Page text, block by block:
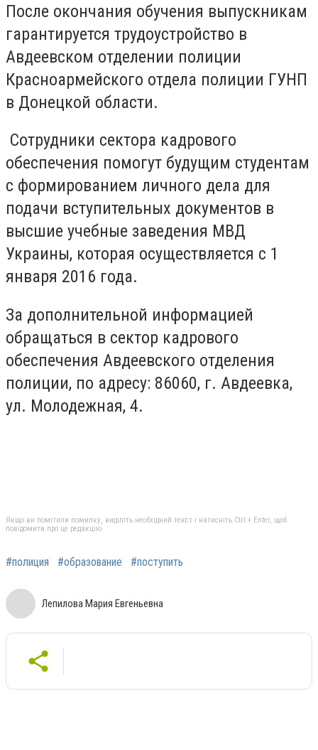
После окончания обучения выпускникам
гарантируется трудоустройство в
Авдеевском отделении полиции
Красноармейского отдела полиции ГУНП
в Донецкой области.
Сотрудники сектора кадрового
обеспечения помогут будущим студентам
с формированием личного дела для
подачи вступительных документов в
высшие учебные заведения МВД
Украины, которая осуществляется с 1
января 2016 года.
За дополнительной информацией
обращаться в сектор кадрового
обеспечения Авдеевского отделения
полиции, по адресу: 86060, г. Авдеевка,
ул. Молодежная, 4.
Якщо ви помітили помилку, виділіть необхідний текст і натисніть Ctrl + Enter, щоб
повідомити про це редакцію
#полиция #образование #поступить
Лепилова Мария Евгеньевна